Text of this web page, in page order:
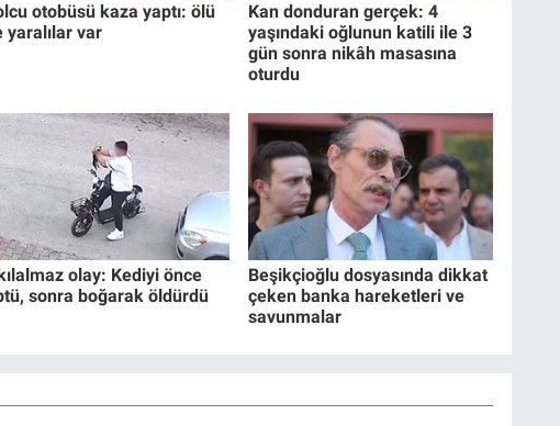
otobüsü kaza yaptı: ölü
yaralılar var
Kan donduran gerçek: 4
yaşındaki oğlunun katili ile 3
gün sonra nikâh masasına
oturdu
olay: Kediyi önce
sonra boğarak öldürdü
Beşikçioğlu dosyasında dikkat
çeken banka hareketleri ve
savunmalar